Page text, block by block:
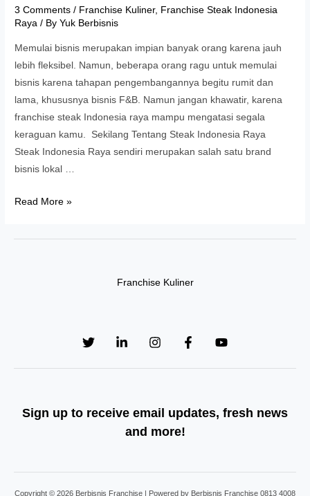
3 Comments / Franchise Kuliner, Franchise Steak Indonesia
Raya / ByYuk Berbisnis
Memulai bisnis merupakan impian banyak orang karena jauh
lebih fleksibel. Namun, beberapa orang ragu untuk memulai
bisnis karena tahapan pengembangannya begitu rumit dan
lama, khususnya bisnis F&B. Namun jangan khawatir, karena
franchise steak Indonesia raya mampu mengatasi segala
keraguan kamu. Sekilang Tentang Steak Indonesia Raya
Steak Indonesia Raya sendiri merupakan salah satu brand
bisnis lokal …
Franchise
Read More »
Franchise Kuliner
Sign up to receive email updates, fresh news
and more!
Copyright © 2026 Berbisnis Franchise | Powered by Berbisnis Franchise 0813 4008